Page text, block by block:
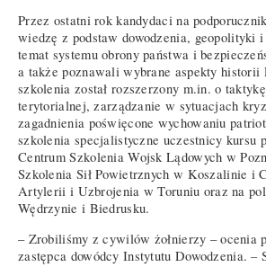
Przez ostatni rok kandydaci na
wiedzę z podstaw dowodzenia, geopolityki
temat systemu obrony państwa i
a także poznawali wybrane aspekty historii
szkolenia został rozszerzony m.in. o
terytorialnej, zarządzanie w sytuacjach
zagadnienia poświęcone wychowaniu
szkolenia specjalistyczne uczestnicy kursu
Centrum Szkolenia Wojsk Lądowych w
Szkolenia Sił Powietrznych w Koszalinie i
Artylerii i Uzbrojenia w Toruniu oraz na
Wędrzynie i Biedrusku.
– Zrobiliśmy z cywilów żołnierzy – ocenia
zastępca dowódcy Instytutu Dowodzenia. –